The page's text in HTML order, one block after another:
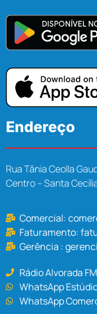
Endereço
Rua Tânia Ceolla
Centro – Santa
Comercial:
Faturamento:
Gerência :
Rádio Alvorada
WhatsApp
WhatsApp